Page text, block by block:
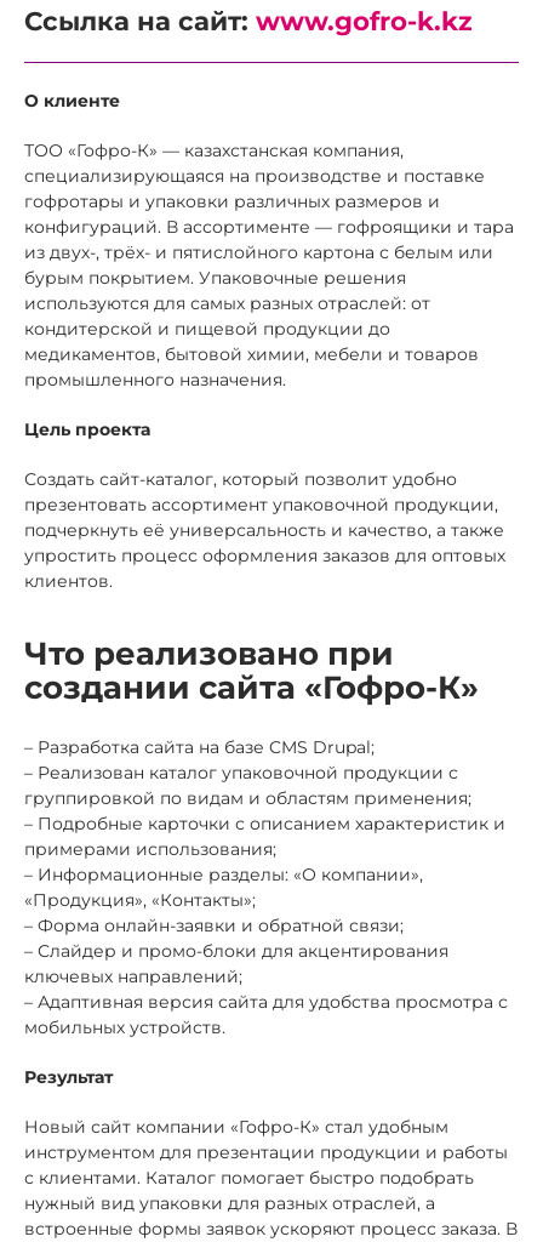
Ссылка на сайт: www.gofro-k.kz
О клиенте
ТОО «Гофро-К» — казахстанская компания,
специализирующаяся на производстве и поставке
гофротары и упаковки различных размеров и
конфигураций. В ассортименте — гофроящики и тара
из двух-, трёх- и пятислойного картона с белым или
бурым покрытием. Упаковочные решения
используются для самых разных отраслей: от
кондитерской и пищевой продукции до
медикаментов, бытовой химии, мебели и товаров
промышленного назначения.
Цель проекта
Создать сайт-каталог, который позволит удобно
презентовать ассортимент упаковочной продукции,
подчеркнуть её универсальность и качество, а также
упростить процесс оформления заказов для оптовых
клиентов.
Что реализовано при
создании сайта «Гофро-К»
– Разработка сайта на базе CMS Drupal;
– Реализован каталог упаковочной продукции с
группировкой по видам и областям применения;
– Подробные карточки с описанием характеристик и
примерами использования;
– Информационные разделы: «О компании»,
«Продукция», «Контакты»;
– Форма онлайн-заявки и обратной связи;
– Слайдер и промо-блоки для акцентирования
ключевых направлений;
– Адаптивная версия сайта для удобства просмотра с
мобильных устройств.
Результат
Новый сайт компании «Гофро-К» стал удобным
инструментом для презентации продукции и работы
с клиентами. Каталог помогает быстро подобрать
нужный вид упаковки для разных отраслей, а
встроенные формы заявок ускоряют процесс заказа. В